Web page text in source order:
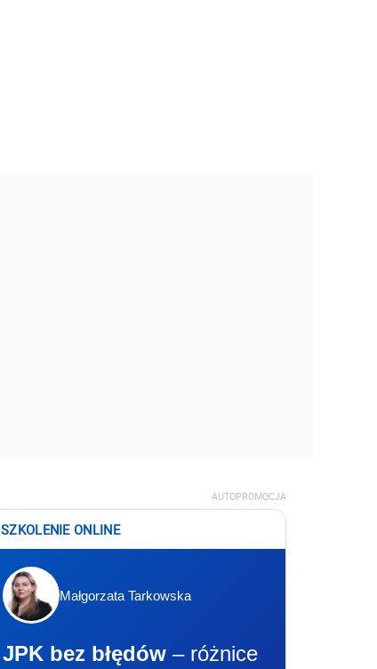
AUTOPROMOCJA
SZKOLENIE ONLINE
Małgorzata Tarkowska
JPK bez błędów – różnice